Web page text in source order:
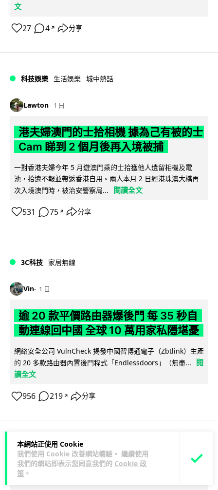
本網站正使用 Cookie
我們使用 Cookie 改善網站體驗。 繼續使用
我們的網站即表示您同意我們的 Cookie 政
策 。
文
27 4 ↗ 分享
科技娛樂 生活娛樂 城中熱話
Lawton 1 日
港夫婦澳門的士拾相機 據為己有被的士
Cam 睇到 2 個月後再入境被捕
一對香港夫婦今年 5 月遊澳門乘的士拾獲他人遺留相機及電
池，拾遺不報並帶返香港自用。兩人本月 2 日經港珠澳大橋再
次入境澳門時，被治安警察局...
閱讀全文
531 75 ↗ 分享
3C科技 家居無線
Vin 1 日
逾 20 款平價路由器爆後門 每 35 秒自
動連線回中國 全球 10 萬用家私隱堪憂
網絡安全公司 VulnCheck 揭發中國智博通電子（Zbtlink）生產
的 20 多款路由器內置後門程式「Endlessdoors」（無盡...
閱
讀全文
956 219 ↗ 分享
人工智能
arthur